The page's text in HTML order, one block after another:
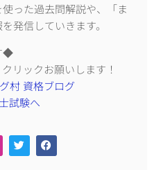
使った過去問解説や、「ま
発信していきます。
◆
リックお願いします！